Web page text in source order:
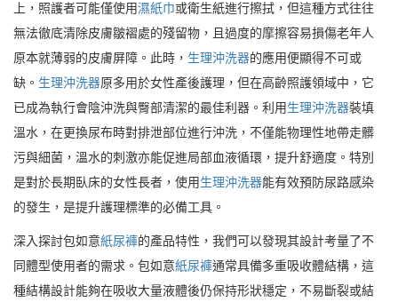
上，照護者可能僅使用濕紙巾或衛生紙進行擦拭，但這種方式往往
無法徹底清除皮膚皺褶處的殘留物，且過度的摩擦容易損傷老年人
原本就薄弱的皮膚屏障。此時， 生理沖洗器的應用便顯得不可或
缺。 生理沖洗器原多用於女性產後護理，但在高齡照護領域中，它
已成為執行會陰沖洗與臀部清潔的最佳利器。利用生理沖洗器裝填
溫水，在更換尿布時對排泄部位進行沖洗，不僅能物理性地帶走髒
污與細菌，溫水的刺激亦能促進局部血液循環，提升舒適度。特別
是對於長期臥床的女性長者，使用生理沖洗器能有效預防尿路感染
的發生，是提升護理標準的必備工具。
深入探討包如意紙尿褲的產品特性，我們可以發現其設計考量了不
同體型使用者的需求。包如意紙尿褲通常具備多重吸收體結構，這
種結構設計能夠在吸收大量液體後仍保持形狀穩定，不易斷裂或結